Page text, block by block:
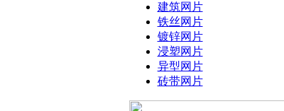
建筑网片
铁丝网片
镀锌网片
浸塑网片
异型网片
砖带网片